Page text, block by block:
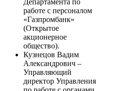
работе с персоналом
«Газпромбанк»
(Открытое
акционерное
общество).
Кузнецов Вадим
Александрович –
Управляющий
директор Управления